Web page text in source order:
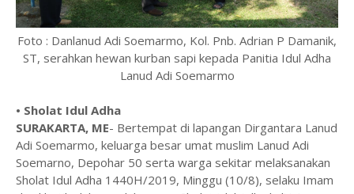
Foto : Danlanud Adi Soemarmo, Kol. Pnb. Adrian P Damanik,
ST, serahkan hewan kurban sapi kepada Panitia Idul Adha
Lanud Adi Soemarmo
• Sholat Idul Adha
SURAKARTA, ME- Bertempat di lapangan Dirgantara Lanud
Adi Soemarmo, keluarga besar umat muslim Lanud Adi
Soemarno, Depohar 50 serta warga sekitar melaksanakan
Sholat Idul Adha 1440H/2019, Minggu (10/8), selaku Imam